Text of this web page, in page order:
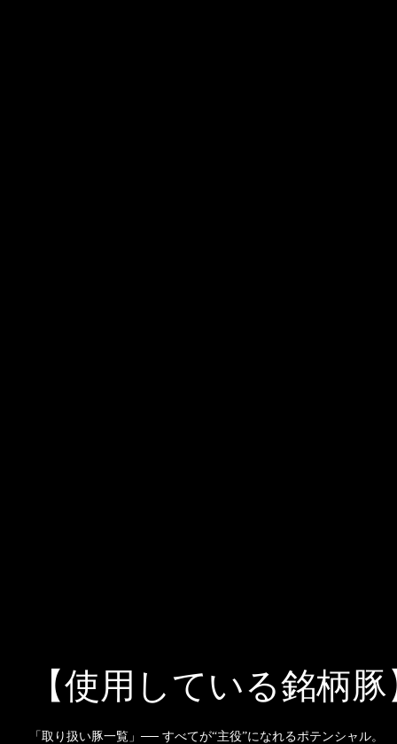
【使用している銘柄豚
「取り扱い豚一覧」── すべてが“主役”になれるポテンシャル。